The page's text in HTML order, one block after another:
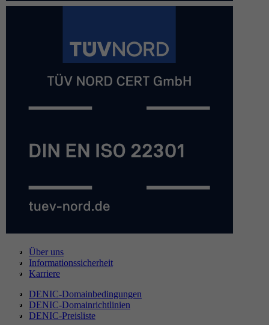
Über uns
Informationssicherheit
Karriere
DENIC-Domainbedingungen
DENIC-Domainrichtlinien
DENIC-Preisliste